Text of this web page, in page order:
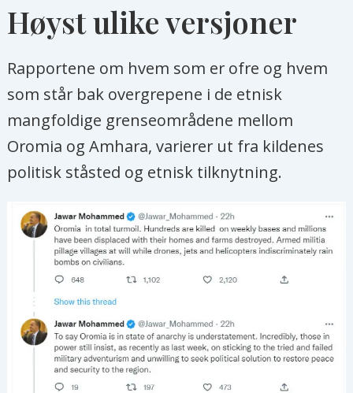
Høyst ulike versjoner
Rapportene om hvem som er ofre og hvem
som står bak overgrepene i de etnisk
mangfoldige grenseområdene mellom
Oromia og Amhara, varierer ut fra kildenes
politisk ståsted og etnisk tilknytning.